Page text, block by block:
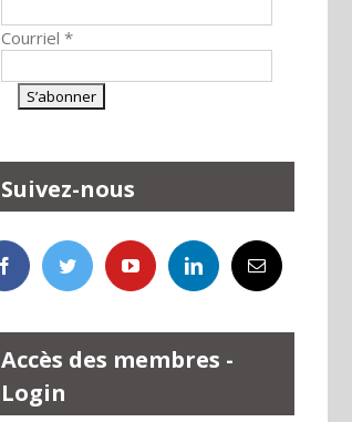
Courriel *
Suivez-nous
Accès des membres -
Login